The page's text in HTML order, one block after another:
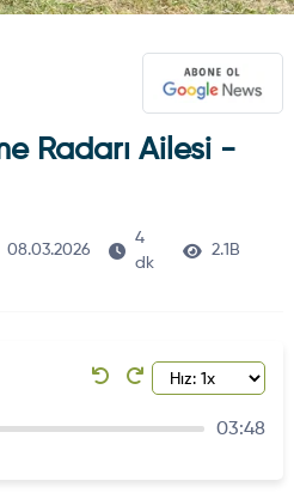
Radarı Ailesi -
08.03.2026
4
dk
2.1B
03:48